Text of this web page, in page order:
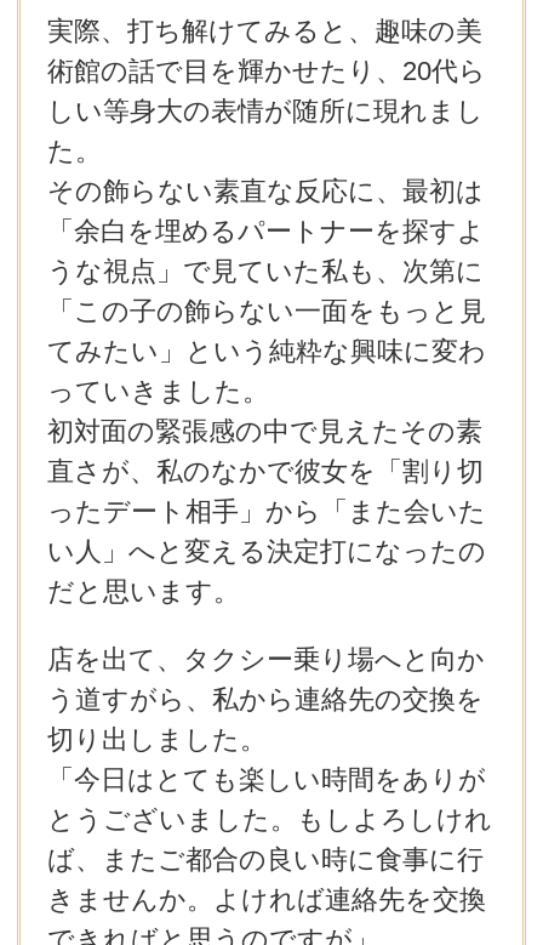
実際、打ち解けてみると、趣味の美
術館の話で目を輝かせたり、20代ら
しい等身大の表情が随所に現れまし
た。
その飾らない素直な反応に、最初は
「余白を埋めるパートナーを探すよ
うな視点」で見ていた私も、次第に
「この子の飾らない一面をもっと見
てみたい」という純粋な興味に変わ
っていきました。
初対面の緊張感の中で見えたその素
直さが、私のなかで彼女を「割り切
ったデート相手」から「また会いた
い人」へと変える決定打になったの
だと思います。
店を出て、タクシー乗り場へと向か
う道すがら、私から連絡先の交換を
切り出しました。
「今日はとても楽しい時間をありが
とうございました。もしよろしけれ
ば、またご都合の良い時に食事に行
きませんか。よければ連絡先を交換